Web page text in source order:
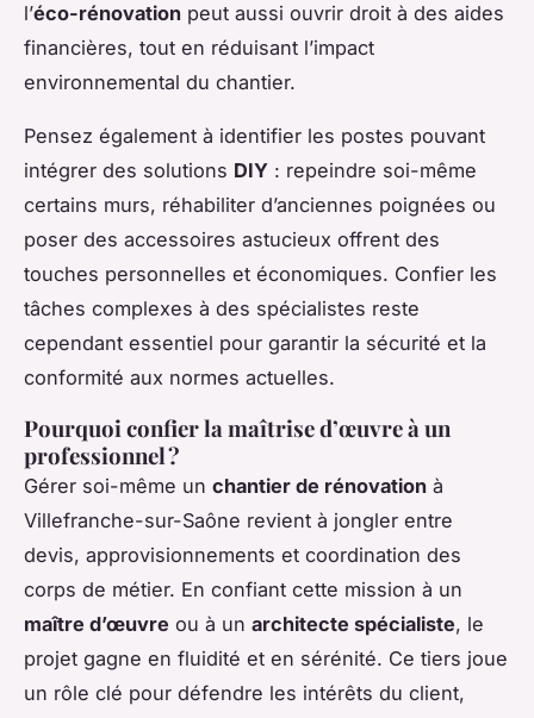
l’éco-rénovation peut aussi ouvrir droit à des aides
financières, tout en réduisant l’impact
environnemental du chantier.
Pensez également à identifier les postes pouvant
intégrer des solutions DIY : repeindre soi-même
certains murs, réhabiliter d’anciennes poignées ou
poser des accessoires astucieux offrent des
touches personnelles et économiques. Confier les
tâches complexes à des spécialistes reste
cependant essentiel pour garantir la sécurité et la
conformité aux normes actuelles.
Pourquoi confier la maîtrise d’œuvre à un
professionnel ?
Gérer soi-même un chantier de rénovation à
Villefranche-sur-Saône revient à jongler entre
devis, approvisionnements et coordination des
corps de métier. En confiant cette mission à un
maître d’œuvre ou à un architecte spécialiste, le
projet gagne en fluidité et en sérénité. Ce tiers joue
un rôle clé pour défendre les intérêts du client,